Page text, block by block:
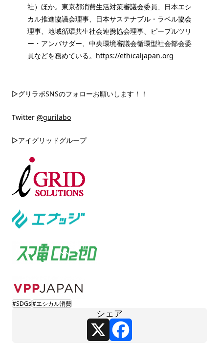
社）ほか。東京都消費生活対策審議会委員、日本エシ
カル推進協議会理事、日本サステナブル・ラベル協会
理事、地域循環共生社会連携協会理事、ピープルツリ
ー・アンバサダー、中央環境審議会循環型社会部会委
員などを務めている。 https://ethicaljapan.org
▷グリラボSNSのフォローお願いします！！
Twitter @gurilabo
▷アイグリッドグループ
#SDGs#エシカル消費
シェア
X